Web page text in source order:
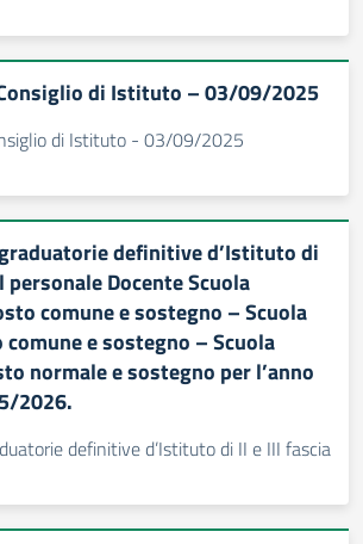
di Istituto – 03/09/2025
di Istituto - 03/09/2025
definitive d’Istituto di
personale Docente Scuola
comune e sostegno – Scuola
e sostegno – Scuola
normale e sostegno per l’anno
2026.
definitive d’Istituto di II e III fascia